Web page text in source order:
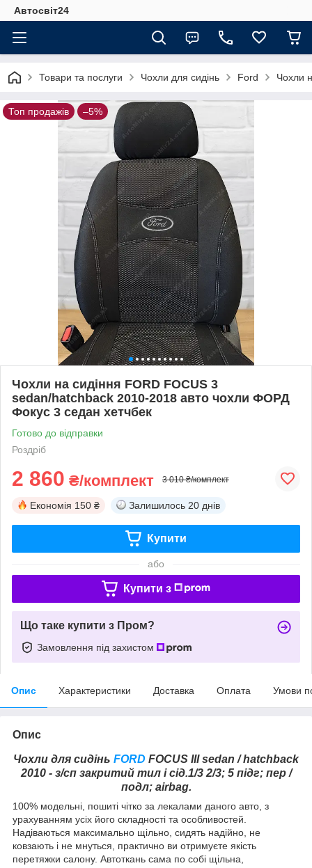
Автосвіт24
Товари та послуги Чохли для сидінь Ford Чохли
Топ продажів –5%
Чохли на сидіння FORD FOCUS 3
sedan/hatchback 2010-2018 авто чохли ФОРД
Фокус 3 седан хетчбек
Готово до відправки
Роздріб
2 860 ₴/комплект 3 010 ₴/комплект
Економія 150 ₴ Залишилось 20 днів
Купити
або
Купити з
Що таке купити з Пром?
Замовлення під захистом
Опис Характеристики Доставка Оплата Умови
Опис
Чохли для сидінь FORD FOCUS III sedan / hatchback
2010 - з/сп закритий тил і сід.1/3 2/3; 5 підг; пер /
подл; airbag.
100% модельні, пошиті чітко за лекалами даного авто, з
урахуванням усіх його складності та особливостей.
Надіваються максимально щільно, сидять надійно, не
ковзають і не мнуться, практично ви отримуєте якість
перетяжки салону. Автоткань сама по собі щільна,